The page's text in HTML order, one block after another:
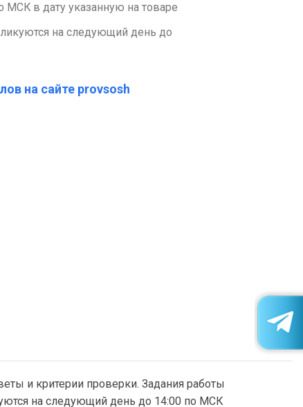
МСК в дату указанную на товаре
на следующий день до
на сайте provsosh
и критерии проверки. Задания работы
на следующий день до 14:00 по МСК